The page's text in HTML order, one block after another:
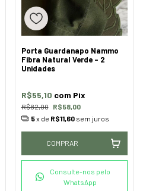
Porta Guardanapo Nammo
Fibra Natural Verde - 2
Unidades
R$82,00 R$58,00
R$55,10 com Pix
5x de R$11,60 sem juros
COMPRAR
Consulte-nos pelo
WhatsApp